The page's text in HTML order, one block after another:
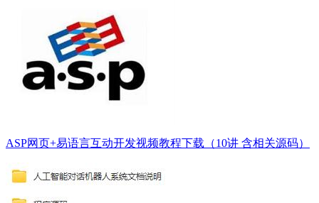
ASP网页+易语言互动开发视频教程下载（10讲 含相关源码）